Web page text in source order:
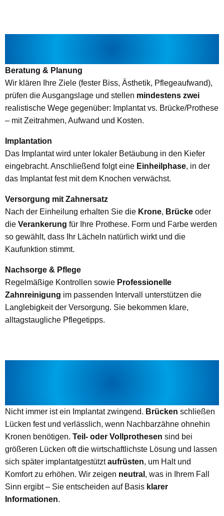
Beratung & Planung
Wir klären Ihre Ziele (fester Biss, Ästhetik, Pflegeaufwand),
prüfen die Ausgangslage und stellen mindestens zwei
realistische Wege gegenüber: Implantat vs. Brücke/Prothese
– mit Zeitrahmen, Aufwand und Kosten.
Implantation
Das Implantat wird unter lokaler Betäubung in den Kiefer
eingebracht. Anschließend folgt eine Einheilphase, in der
das Implantat fest mit dem Knochen verwächst.
Versorgung mit Zahnersatz
Nach der Einheilung erhalten Sie die Krone, Brücke oder
die Verankerung für Ihre Prothese. Form und Farbe werden
so gewählt, dass Ihr Lächeln natürlich wirkt und die
Kaufunktion stimmt.
Nachsorge & Pflege
Regelmäßige Kontrollen sowie Professionelle
Zahnreinigung im passenden Intervall unterstützen die
Langlebigkeit der Versorgung. Sie bekommen klare,
alltagstaugliche Pflegetipps.
Nicht immer ist ein Implantat zwingend. Brücken schließen
Lücken fest und verlässlich, wenn Nachbarzähne ohnehin
Kronen benötigen. Teil- oder Vollprothesen sind bei
größeren Lücken oft die wirtschaftlichste Lösung und lassen
sich später implantatgestütztaufrüsten, um Halt und
Komfort zu erhöhen. Wir zeigen neutral , was in Ihrem Fall
Sinn ergibt – Sie entscheiden auf Basis klarer
Informationen.